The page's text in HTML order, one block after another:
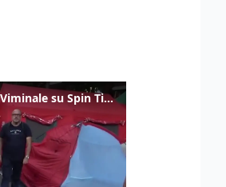
Gualtieri: "Responsabilità del Viminale su Spin Time? La posizione dei partiti è nota"